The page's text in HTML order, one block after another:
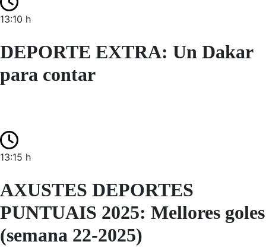
13:10 h
DEPORTE EXTRA: Un Dakar
para contar
13:15 h
AXUSTES DEPORTES
PUNTUAIS 2025: Mellores goles
(semana 22-2025)